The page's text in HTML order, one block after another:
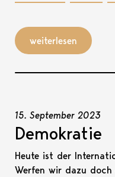
weiterlesen
15. September 2023
Demokratie
Heute ist der
Werfen wir dazu